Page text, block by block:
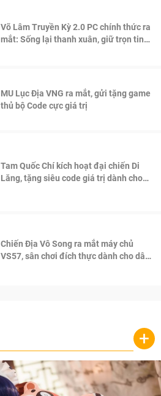
Võ Lâm Truyền Kỳ 2.0 PC chính thức ra
mắt: Sống lại thanh xuân, giữ trọn tinh
MU Lục Địa VNG ra mắt, gửi tặng game
thủ bộ Code cực giá trị
Tam Quốc Chí kích hoạt đại chiến Di
Lăng, tặng siêu code giá trị dành cho
Chiến Địa Vô Song ra mắt máy chủ
VS57, sân chơi đích thực dành cho dân
+